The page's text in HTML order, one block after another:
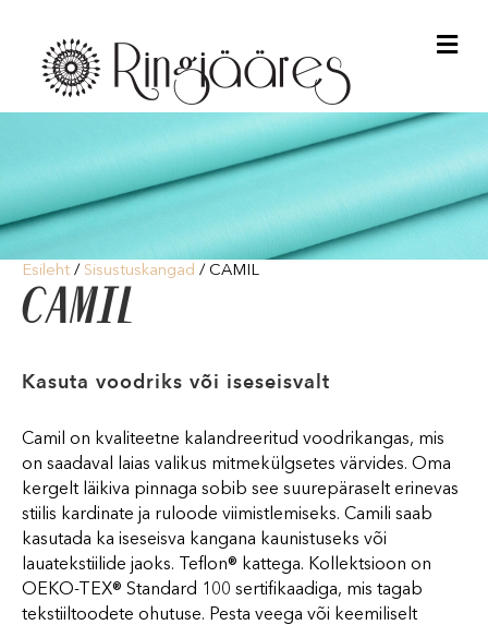
Esileht / Sisustuskangad / CAMIL
CAMIL
Kasuta voodriks või iseseisvalt
Camil on kvaliteetne kalandreeritud voodrikangas, mis
on saadaval laias valikus mitmekülgsetes värvides. Oma
kergelt läikiva pinnaga sobib see suurepäraselt erinevas
stiilis kardinate ja ruloode viimistlemiseks. Camili saab
kasutada ka iseseisva kangana kaunistuseks või
lauatekstiilide jaoks. Teflon® kattega. Kollektsioon on
OEKO-TEX® Standard 100 sertifikaadiga, mis tagab
tekstiiltoodete ohutuse. Pesta veega või keemiliselt